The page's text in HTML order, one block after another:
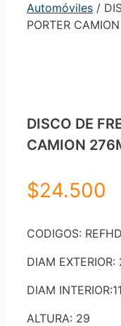
Automóviles /
PORTER
DISCO DE
CAMION
$24.500
CODIGOS:
DIAM EXTERIOR:
DIAM
ALTURA: 29